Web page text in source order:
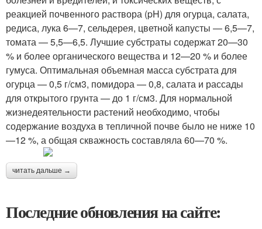
реакцией почвенного раствора (pH) для огурца, салата,
редиса, лука 6—7, сельдерея, цветной капусты — 6,5—7,
томата — 5,5—6,5. Лучшие субстраты содержат 20—30
% и более органического вещества и 12—20 % и более
гумуса. Оптимальная объемная масса субстрата для
огурца — 0,5 г/см3, помидора — 0,8, салата и рассады
для открытого грунта — до 1 г/см3. Для нормальной
жизнедеятельности растений необходимо, чтобы
содержание воздуха в тепличной почве было не ниже 10
—12 %, а общая скважность составляла 60—70 %.
читать дальше →
Последние обновления на сайте: